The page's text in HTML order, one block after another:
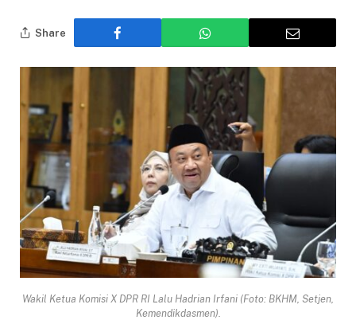
Share
Wakil Ketua Komisi X DPR RI Lalu Hadrian Irfani (Foto: BKHM, Setjen,
Kemendikdasmen).